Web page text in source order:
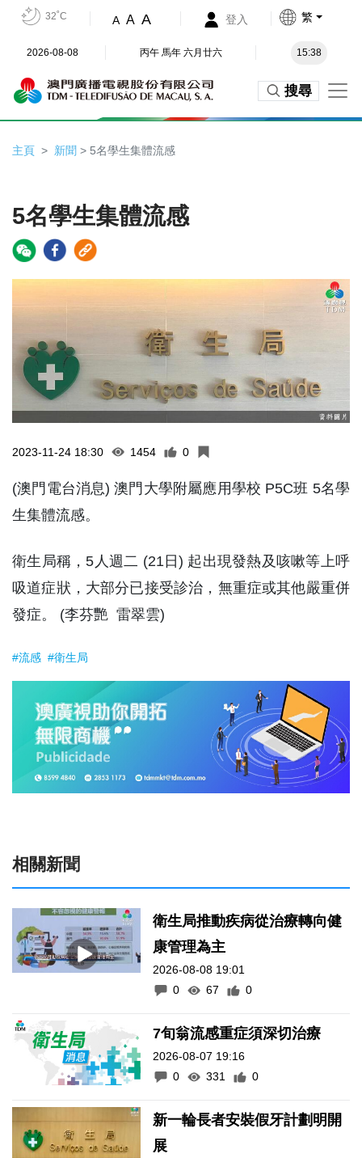
32˚C A A A 登入 繁
2026-08-08 丙午 馬年 六月廿六 15:38
搜尋
主頁 新聞 > 5名學生集體流感
5名學生集體流感
2023-11-24 18:30 1454 0
(澳門電台消息) 澳門大學附屬應用學校 P5C班 5名學
生集體流感。
衛生局稱，5人週二 (21日) 起出現發熱及咳嗽等上呼
吸道症狀，大部分已接受診治，無重症或其他嚴重併
發症。 (李芬艷 雷翠雲)
#流感 #衛生局
相關新聞
衛生局推動疾病從治療轉向健
康管理為主
2026-08-08 19:01
0
67 0
7旬翁流感重症須深切治療
2026-08-07 19:16
0
331 0
新一輪長者安裝假牙計劃明開
展